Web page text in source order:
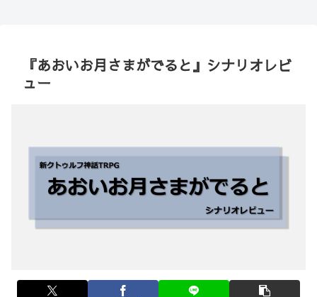
『あおいお月さまがでると』シナリオレビ
ュー